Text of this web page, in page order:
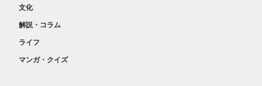
文化
解説・コラム
ライフ
マンガ・クイズ